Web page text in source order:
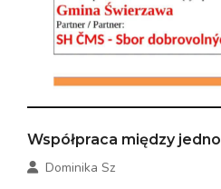
Współpraca między
Dominika Sz